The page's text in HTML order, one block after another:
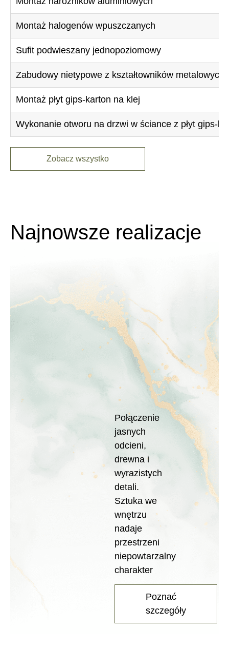
Montaż halogenów wpuszczanych
Sufit podwieszany jednopoziomowy
Zabudowy nietypowe z kształtowników
Montaż płyt gips-karton na klej
Wykonanie otworu na drzwi w ściance z płyt gips-
Zobacz wszystko
Najnowsze realizacje
Komfort
Opacka
Tesoro
Pętkowice
Stan: Deweloperski
Połączenie
jasnych
odcieni,
drewna i
wyrazistych
detali.
Sztuka we
wnętrzu
nadaje
przestrzeni
niepowtarzalny
charakter
Poznać
szczegóły
Kęblowo